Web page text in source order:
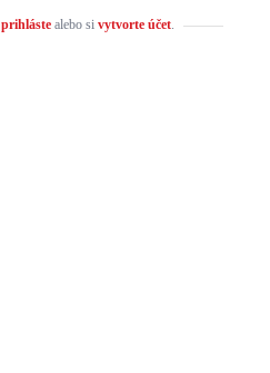
prihlástealebo si vytvorte účet.